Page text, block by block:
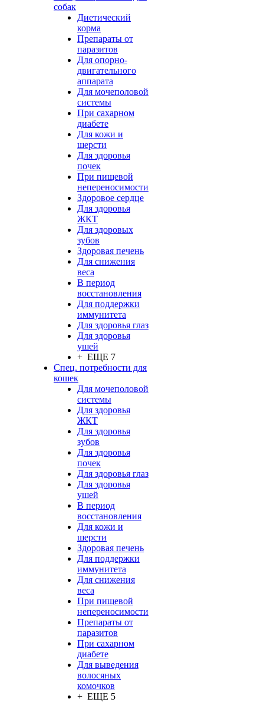
собак
Диетический
корма
Препараты от
паразитов
Для опорно-
двигательного
аппарата
Для мочеполовой
системы
При сахарном
диабете
Для кожи и
шерсти
Для здоровья
почек
При пищевой
непереносимости
Здоровое сердце
Для здоровья
ЖКТ
Для здоровых
зубов
Здоровая печень
Для снижения
веса
В период
восстановления
Для поддержки
иммунитета
Для здоровья глаз
Для здоровья
ушей
+ ЕЩЕ 7
Спец. потребности для
кошек
Для мочеполовой
системы
Для здоровья
ЖКТ
Для здоровья
зубов
Для здоровья
почек
Для здоровья глаз
Для здоровья
ушей
В период
восстановления
Для кожи и
шерсти
Здоровая печень
Для поддержки
иммунитета
Для снижения
веса
При пищевой
непереносимости
Препараты от
паразитов
При сахарном
диабете
Для выведения
волосяных
комочков
+ ЕЩЕ 5